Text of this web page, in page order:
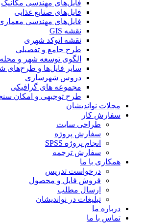
فایل‌های مهندسی مکانیک
فایل‌های صنایع غذایی
فایل‌های مهندسی معماری
نقشه GIS
نقشه اتوکد شهری
طرح جامع و تفصیلی
الگوی توسعه شهر و محله
سایر فایل‌ها و طرح‌های شهری
دروس شهرسازی
مجموعه های گرافیکی
طرح توجیهی و امکان سنجی
مجلات نواندیشان
سفارش کار
طراحی سایت
سفارش پروژه
انجام پروژه SPSS
سفارش ترجمه
همکاری با ما
درخواست تدریس
فروش فایل و محصول
ارسال مطلب
تبلیغات در نواندیشان
درباره ما
تماس با ما